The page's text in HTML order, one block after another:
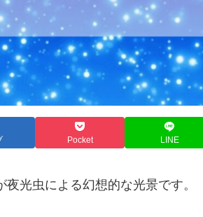
Pocket LINE
光虫による幻想的な光景です。